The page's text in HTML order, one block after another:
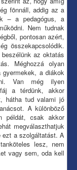
fönnáll, addig az a
– a pedagógus, a
Nem tudnak
pontosan azért,
összekapcsolódik.
az oktatás
Méghozzá olyan
a diákok
Van még ilyen
a térdünk, akkor
hátha tud valami jó
A különböző
példát, csak akkor
megválaszthatjuk
ezt a szolgáltatást. A
lesz, nem
vagy sem, oda kell